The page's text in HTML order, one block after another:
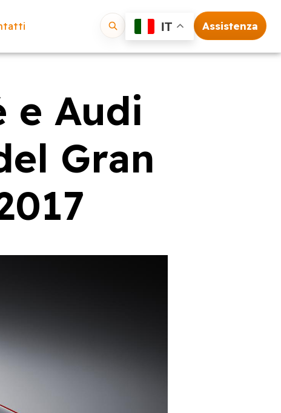
IT Assistenza
e Audi
Gran